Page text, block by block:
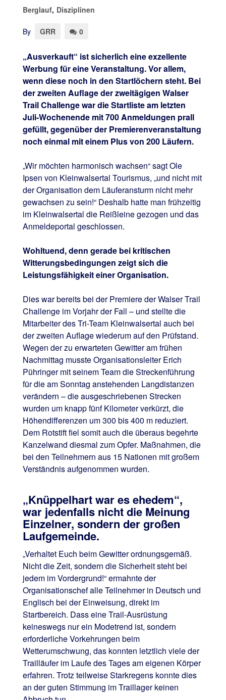
Berglauf, Disziplinen
By GRR 0
„Ausverkauft“ ist sicherlich eine exzellente
Werbung für eine Veranstaltung. Vor allem,
wenn diese noch in den Startlöchern steht. Bei
der zweiten Auflage der zweitägigen Walser
Trail Challenge war die Startliste am letzten
Juli-Wochenende mit 700 Anmeldungen prall
gefüllt, gegenüber der Premierenveranstaltung
noch einmal mit einem Plus von 200 Läufern.
„Wir möchten harmonisch wachsen“ sagt Ole
Ipsen von Kleinwalsertal Tourismus, „und nicht mit
der Organisation dem Läuferansturm nicht mehr
gewachsen zu sein!“ Deshalb hatte man frühzeitig
im Kleinwalsertal die Reißleine gezogen und das
Anmeldeportal geschlossen.
Wohltuend, denn gerade bei kritischen
Witterungsbedingungen zeigt sich die
Leistungsfähigkeit einer Organisation.
Dies war bereits bei der Premiere der Walser Trail
Challenge im Vorjahr der Fall – und stellte die
Mitarbeiter des Tri-Team Kleinwalsertal auch bei
der zweiten Auflage wiederum auf den Prüfstand.
Wegen der zu erwarteten Gewitter am frühen
Nachmittag musste Organisationsleiter Erich
Pühringer mit seinem Team die Streckenführung
für die am Sonntag anstehenden Langdistanzen
verändern – die ausgeschriebenen Strecken
wurden um knapp fünf Kilometer verkürzt, die
Höhendifferenzen um 300 bis 400 m reduziert.
Dem Rotstift fiel somit auch die überaus begehrte
Kanzelwand diesmal zum Opfer. Maßnahmen, die
bei den Teilnehmern aus 15 Nationen mit großem
Verständnis aufgenommen wurden.
„Knüppelhart war es ehedem“,
war jedenfalls nicht die Meinung
Einzelner, sondern der großen
Laufgemeinde.
„Verhaltet Euch beim Gewitter ordnungsgemäß.
Nicht die Zeit, sondern die Sicherheit steht bei
jedem im Vordergrund!“ ermahnte der
Organisationschef alle Teilnehmer in Deutsch und
Englisch bei der Einweisung, direkt im
Startbereich. Dass eine Trail-Ausrüstung
keineswegs nur ein Modetrend ist, sondern
erforderliche Vorkehrungen beim
Wetterumschwung, das konnten letztlich viele der
Trailläufer im Laufe des Tages am eigenen Körper
erfahren. Trotz teilweise Starkregens konnte dies
an der guten Stimmung im Traillager keinen